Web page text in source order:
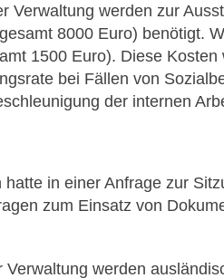
Verwaltung werden zur
8000 Euro) benötigt.
1500 Euro). Diese
bei Fällen von
der internen
hatte in einer Anfrage zur
zum Einsatz von
Verwaltung werden